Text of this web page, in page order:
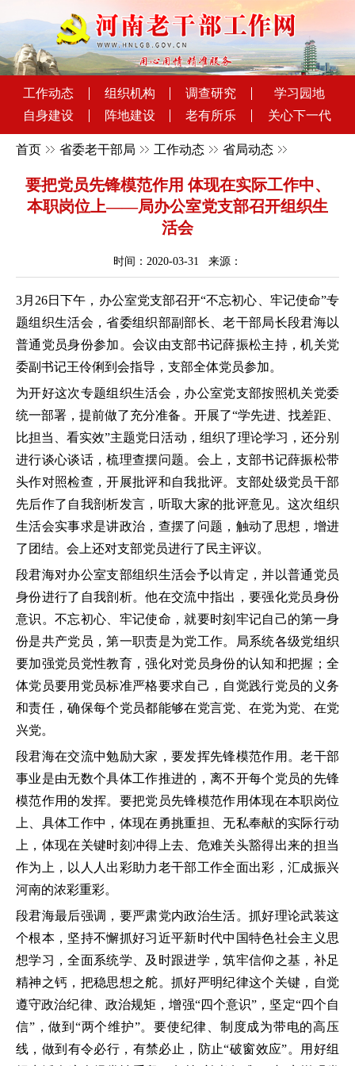
工作动态 组织机构 调查研究
学习园地
自身建设
阵地建设 老有所乐 关心下一代
首页 省委老干部局 工作动态 省局动态
要把党员先锋模范作用 体现在实际工作中、
本职岗位上——局办公室党支部召开组织生
活会
时间：2020-03-31 来源：
3月26日下午，办公室党支部召开“不忘初心、牢记使命”专
题组织生活会，省委组织部副部长、老干部局长段君海以
普通党员身份参加。会议由支部书记薛振松主持，机关党
委副书记王伶俐到会指导，支部全体党员参加。
为开好这次专题组织生活会，办公室党支部按照机关党委
统一部署，提前做了充分准备。开展了“学先进、找差距、
比担当、看实效”主题党日活动，组织了理论学习，还分别
进行谈心谈话，梳理查摆问题。会上，支部书记薛振松带
头作对照检查，开展批评和自我批评。支部处级党员干部
先后作了自我剖析发言，听取大家的批评意见。这次组织
生活会实事求是讲政治，查摆了问题，触动了思想，增进
了团结。会上还对支部党员进行了民主评议。
段君海对办公室支部组织生活会予以肯定，并以普通党员
身份进行了自我剖析。他在交流中指出，要强化党员身份
意识。不忘初心、牢记使命，就要时刻牢记自己的第一身
份是共产党员，第一职责是为党工作。局系统各级党组织
要加强党员党性教育，强化对党员身份的认知和把握；全
体党员要用党员标准严格要求自己，自觉践行党员的义务
和责任，确保每个党员都能够在党言党、在党为党、在党
兴党。
段君海在交流中勉励大家，要发挥先锋模范作用。老干部
事业是由无数个具体工作推进的，离不开每个党员的先锋
模范作用的发挥。要把党员先锋模范作用体现在本职岗位
上、具体工作中，体现在勇挑重担、无私奉献的实际行动
上，体现在关键时刻冲得上去、危难关头豁得出来的担当
作为上，以人人出彩助力老干部工作全面出彩，汇成振兴
河南的浓彩重彩。
段君海最后强调，要严肃党内政治生活。抓好理论武装这
个根本，坚持不懈抓好习近平新时代中国特色社会主义思
想学习，全面系统学、及时跟进学，筑牢信仰之基，补足
精神之钙，把稳思想之舵。抓好严明纪律这个关键，自觉
遵守政治纪律、政治规矩，增强“四个意识”，坚定“四个自
信”，做到“两个维护”。要使纪律、制度成为带电的高压
线，做到有令必行，有禁必止，防止“破窗效应”。用好组